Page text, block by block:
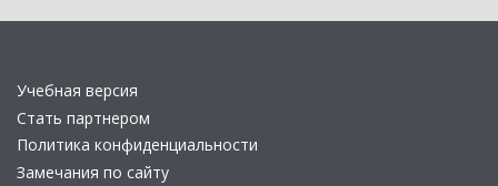
Учебная версия
Стать партнером
Политика конфиденциальности
Замечания по сайту